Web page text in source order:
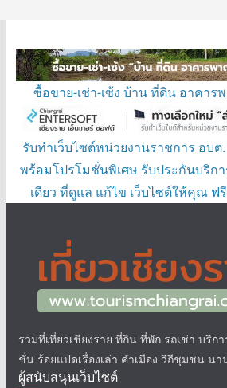
ซื้อขาย-เช่า-เซ้ง บ้าน ที่ดิน อาคาร
รับทำเว็บไซต์หน่วยงานราชการ อบต
พร้อมโปรโมชั่นพิเศษ รับประกันบริก
เดียว ที่ดูแล แก้ไข เว็บไซต์ให้คุณ
รวมที่เที่ยวเชียงราย ที่กิน ที่พัก รถเช่า บริก
ชั่น ร้อยแปดเรื่องเล่า คำเมือง วิถีชุมชน นา
ผู้สนับสนุนเว็บไซต์